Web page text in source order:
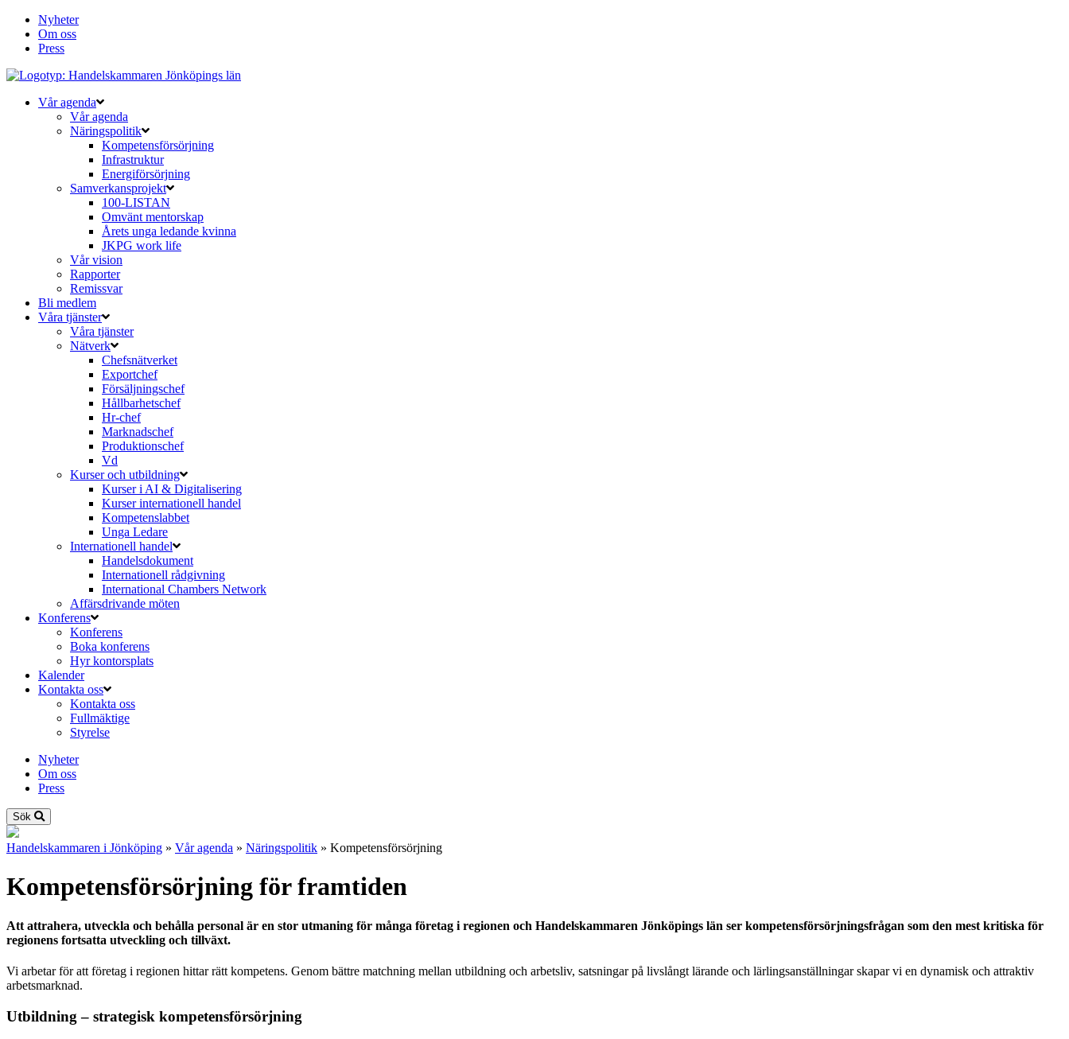
Nyheter
Om oss
Press
Vår agenda
Vår agenda
Näringspolitik
Kompetensförsörjning
Infrastruktur
Energiförsörjning
Samverkansprojekt
100-LISTAN
Omvänt mentorskap
Årets unga ledande kvinna
JKPG work life
Vår vision
Rapporter
Remissvar
Bli medlem
Våra tjänster
Våra tjänster
Nätverk
Chefsnätverket
Exportchef
Försäljningschef
Hållbarhetschef
Hr-chef
Marknadschef
Produktionschef
Vd
Kurser och utbildning
Kurser i AI & Digitalisering
Kurser internationell handel
Kompetenslabbet
Unga Ledare
Internationell handel
Handelsdokument
Internationell rådgivning
International Chambers Network
Affärsdrivande möten
Konferens
Konferens
Boka konferens
Hyr kontorsplats
Kalender
Kontakta oss
Kontakta oss
Fullmäktige
Styrelse
Nyheter
Om oss
Press
Sök
Handelskammaren i Jönköping » Vår agenda » Näringspolitik » Kompetensförsörjning
Kompetensförsörjning för framtiden
Att attrahera, utveckla och behålla personal är en stor utmaning för många företag i regionen och Handelskammaren Jönköpings län ser kompetensförsörjningsfrågan som den mest kritiska för
regionens fortsatta utveckling och tillväxt.
Vi arbetar för att företag i regionen hittar rätt kompetens. Genom bättre matchning mellan utbildning och arbetsliv, satsningar på livslångt lärande och lärlingsanställningar skapar vi en dynamisk och attraktiv
arbetsmarknad.
Utbildning – strategisk kompetensförsörjning